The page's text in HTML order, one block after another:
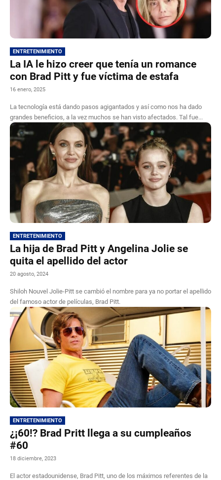
ENTRETENIMIENTO
La IA le hizo creer que tenía un romance
con Brad Pitt y fue víctima de estafa
16 enero, 2025
La tecnología está dando pasos agigantados y así como nos ha dado
grandes beneficios, a la vez muchos se han visto afectados. Tal fue...
ENTRETENIMIENTO
La hija de Brad Pitt y Angelina Jolie se
quita el apellido del actor
20 agosto, 2024
Shiloh Nouvel Jolie-Pitt se cambió el nombre para ya no portar el apellido
del famoso actor de películas, Brad Pitt.
ENTRETENIMIENTO
¿¡60!? Brad Pritt llega a su cumpleaños
#60
18 diciembre, 2023
El actor estadounidense, Brad Pitt, uno de los máximos referentes de la